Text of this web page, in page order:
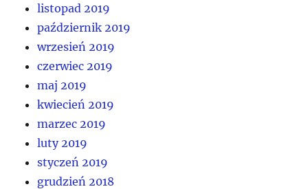
listopad 2019
październik 2019
wrzesień 2019
czerwiec 2019
maj 2019
kwiecień 2019
marzec 2019
luty 2019
styczeń 2019
grudzień 2018